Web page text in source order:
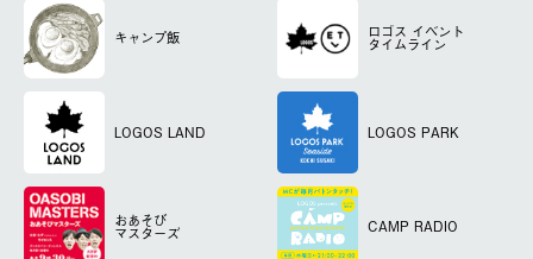
キャンプ飯 ロゴス イベント
タイムライン
LOGOS LAND LOGOS PARK
おあそび
マスターズ CAMP RADIO